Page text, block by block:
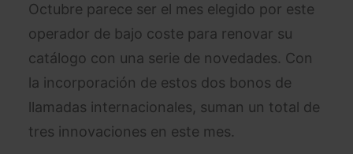
Octubre parece ser el mes elegido por este
operador de bajo coste para renovar su
catálogo con una serie de novedades. Con
la incorporación de estos dos bonos de
llamadas internacionales, suman un total de
tres innovaciones en este mes.